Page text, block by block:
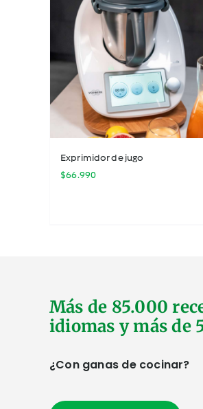
Exprimidor de jugo
$66.990
Más de 85.000
idiomas y más de
¿Con ganas de cocinar?